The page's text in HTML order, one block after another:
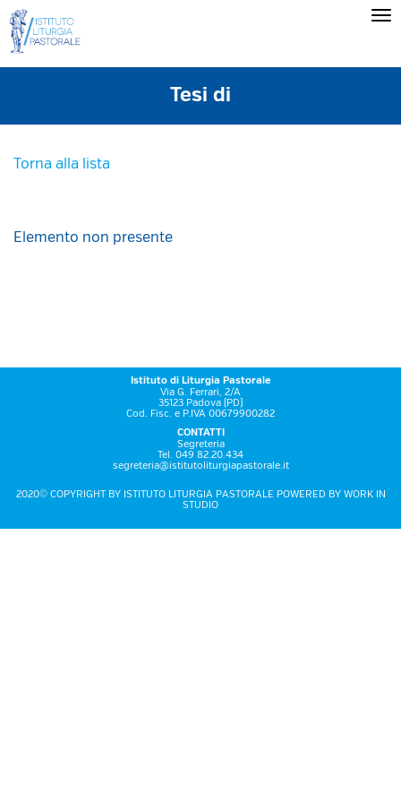
Tesi di
Torna alla lista
Elemento non presente
Istituto di Liturgia Pastorale
Via G. Ferrari, 2/A
35123 Padova (PD)
Cod. Fisc. e P.IVA 00679900282
CONTATTI
Segreteria
Tel. 049 82.20.434
segreteria@istitutoliturgiapastorale.it
2020© COPYRIGHT BY ISTITUTO LITURGIA PASTORALE POWERED BY WORK IN
STUDIO